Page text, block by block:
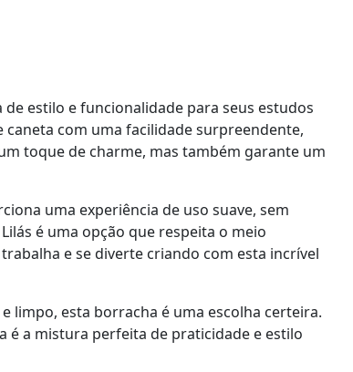
estilo e funcionalidade para seus estudos
com uma facilidade surpreendente,
toque de charme, mas também garante um
uma experiência de uso suave, sem
é uma opção que respeita o meio
e se diverte criando com esta incrível
limpo, esta borracha é uma escolha certeira.
é a mistura perfeita de praticidade e estilo